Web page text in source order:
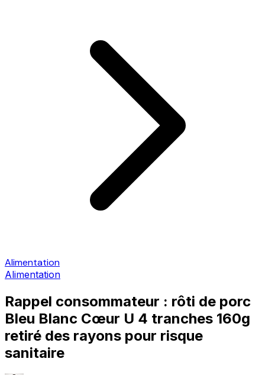
Alimentation
Alimentation
Rappel consommateur : rôti de porc
Bleu Blanc Cœur U 4 tranches 160g
retiré des rayons pour risque
sanitaire